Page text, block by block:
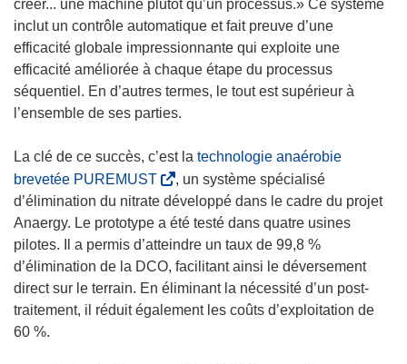
créer... une machine plutôt qu’un processus.» Ce système
inclut un contrôle automatique et fait preuve d’une
efficacité globale impressionnante qui exploite une
efficacité améliorée à chaque étape du processus
séquentiel. En d’autres termes, le tout est supérieur à
l’ensemble de ses parties.
La clé de ce succès, c’est la technologie anaérobie
brevetée PUREMUST(
s
’
o
u
v
r
, un système spécialisé
d’élimination du nitrate développé dans le cadre du projet
Anaergy. Le prototype a été testé dans quatre usines
pilotes. Il a permis d’atteindre un taux de 99,8 %
d’élimination de la DCO, facilitant ainsi le déversement
direct sur le terrain. En éliminant la nécessité d’un post-
traitement, il réduit également les coûts d’exploitation de
60 %.